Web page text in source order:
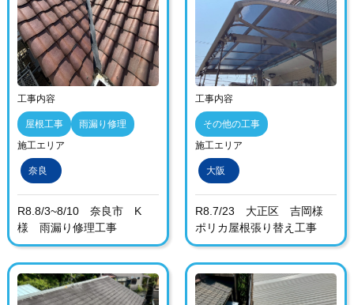
工事内容
屋根工事
雨漏り修理
施工エリア
奈良
R8.8/3~8/10 奈良市 K
様 雨漏り修理工事
工事内容
その他の工事
施工エリア
大阪
R8.7/23 大正区 吉岡様
ポリカ屋根張り替え工事